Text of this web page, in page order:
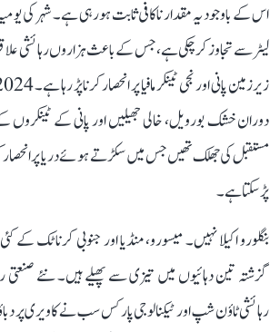
لیٹر سے تجاوز کر چکی ہے، جس کے باعث ہزاروں رہائشی
دوران خشک بورویل، خالی جھیلیں اور پانی کے
مستقبل کی جھلک تھیں جس میں سکڑتے ہوئے دریا پر
پڑ سکتا ہے۔
بنگلورو اکیلا نہیں۔ میسورو، منڈیا اور جنوبی کرناٹک کے
گزشتہ تین دہائیوں میں تیزی سے پھیلے ہیں۔ نئے صنعتی
رہائشی ٹاؤن شپ اور ٹیکنالوجی پارکس سب نے کاویری پر